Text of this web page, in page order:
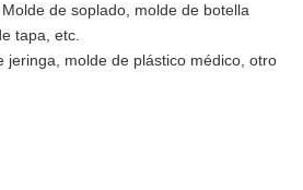
de soplado, molde de botella
tapa, etc.
jeringa, molde de plástico médico, otro